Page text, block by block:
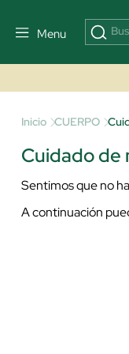
Menu
Inicio CUERPO
Cuidado de
Sentimos que no
A continuación